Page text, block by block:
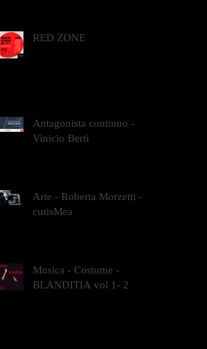
RED ZONE
Antagonista continuo -
Vinicio Berti
Arte - Roberta Morzetti -
cutisMea
Musica - Costume -
BLANDITIA vol 1- 2